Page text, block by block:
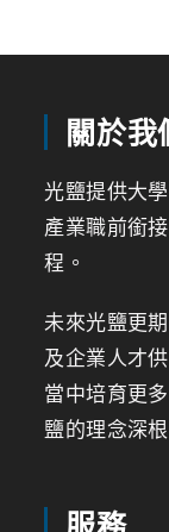
關於我
光鹽提供大
產業職前銜
程。
未來光鹽更
及企業人才
當中培育更
鹽的理念深